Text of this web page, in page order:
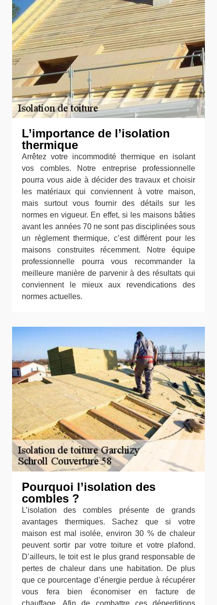
L’importance de l’isolation
thermique
Arrêtez votre incommodité thermique en isolant
vos combles. Notre entreprise professionnelle
pourra vous aide à décider des travaux et choisir
les matériaux qui conviennent à votre maison,
mais surtout vous fournir des détails sur les
normes en vigueur. En effet, si les maisons bâties
avant les années 70 ne sont pas disciplinées sous
un règlement thermique, c’est différent pour les
maisons construites récemment. Notre équipe
professionnelle pourra vous recommander la
meilleure manière de parvenir à des résultats qui
conviennent le mieux aux revendications des
normes actuelles.
Pourquoi l’isolation des
combles ?
L’isolation des combles présente de grands
avantages thermiques. Sachez que si votre
maison est mal isolée, environ 30 % de chaleur
peuvent sortir par votre toiture et votre plafond.
D’ailleurs, le toit est le plus grand responsable de
pertes de chaleur dans une habitation. De plus
que ce pourcentage d’énergie perdue à récupérer
vous fera bien économiser en facture de